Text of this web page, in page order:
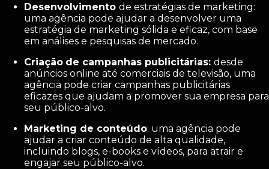
Desenvolvimento de estratégias de marketing:
uma agência pode ajudar a desenvolver uma
estratégia de marketing sólida e eficaz, com base
em análises e pesquisas de mercado.
Criação de campanhas publicitárias: desde
anúncios online até comerciais de televisão, uma
agência pode criar campanhas publicitárias
eficazes que ajudam a promover sua empresa para
seu público-alvo.
Marketing de conteúdo: uma agência pode
ajudar a criar conteúdo de alta qualidade,
incluindo blogs, e-books e vídeos, para atrair e
engajar seu público-alvo.